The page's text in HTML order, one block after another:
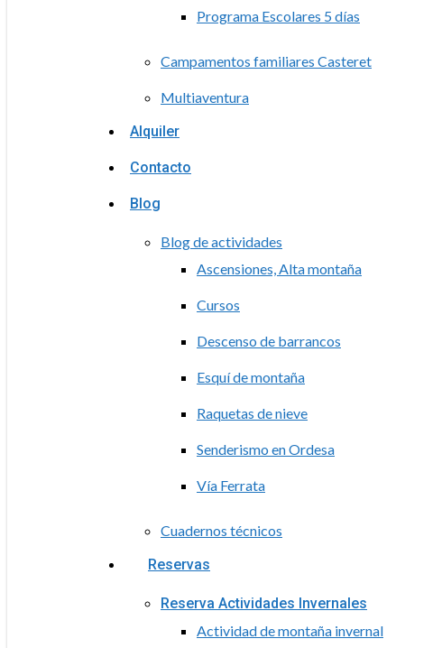
Programa Escolares 5 días
Campamentos familiares Casteret
Multiaventura
Alquiler
Contacto
Blog
Blog de actividades
Ascensiones, Alta montaña
Cursos
Descenso de barrancos
Esquí de montaña
Raquetas de nieve
Senderismo en Ordesa
Vía Ferrata
Cuadernos técnicos
Reservas
Reserva Actividades Invernales
Actividad de montaña invernal